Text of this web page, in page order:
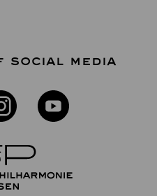
SOCIAL MEDIA